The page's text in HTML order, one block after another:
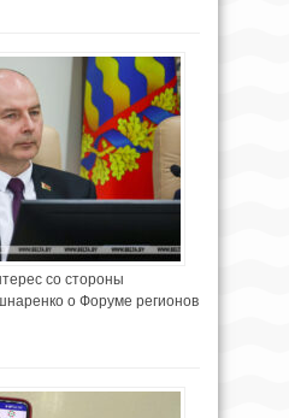
со стороны
о Форуме регионов